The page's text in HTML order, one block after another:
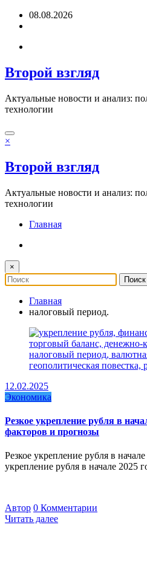
Перейти08.08.2026
Второй взгляд
Актуальные новости и анализ:
технологии
×
Второй взгляд
Актуальные новости и анализ:
технологии
Главная
×
Главная
налоговый период.
12.02.2025
Экономика
Резкое укрепление рубля в
факторов и прогнозы
Резкое укрепление рубля в
укрепление рубля в начале 2025
Автор 0 Комментарии
Читать далее